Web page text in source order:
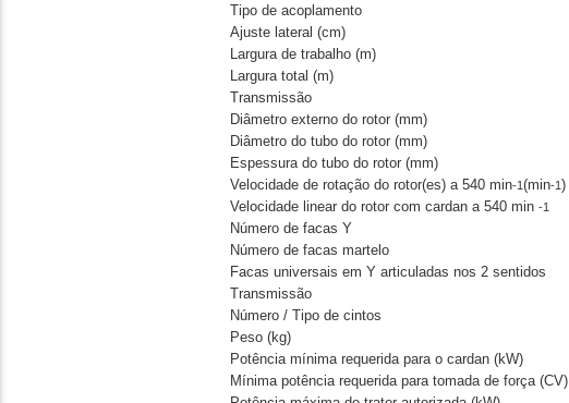
Tipo de acoplamento
Ajuste lateral (cm)
Largura de trabalho (m)
Largura total (m)
Transmissão
Diâmetro externo do rotor (mm)
Diâmetro do tubo do rotor (mm)
Espessura do tubo do rotor (mm)
Velocidade de rotação do rotor(es) a 540 min-1(min-1)
Velocidade linear do rotor com cardan a 540 min -1
Número de facas Y
Número de facas martelo
Facas universais em Y articuladas nos 2 sentidos
Transmissão
Número / Tipo de cintos
Peso (kg)
Potência mínima requerida para o cardan (kW)
Mínima potência requerida para tomada de força (CV)